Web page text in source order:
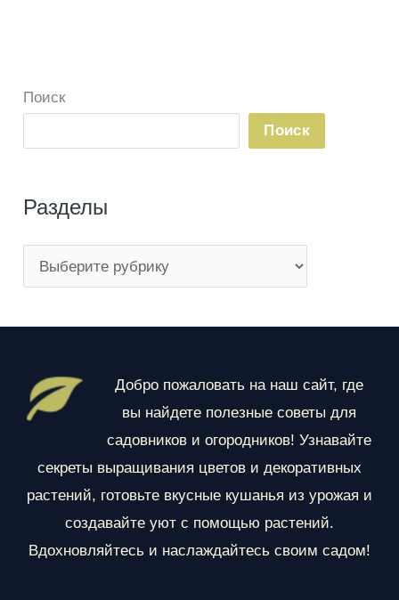
Поиск
Поиск
Разделы
а
л
Добро пожаловать на наш сайт, где
вы найдете полезные советы для
садовников и огородников! Узнавайте
секреты выращивания цветов и декоративных
растений, готовьте вкусные кушанья из урожая и
создавайте уют с помощью растений.
Вдохновляйтесь и наслаждайтесь своим садом!